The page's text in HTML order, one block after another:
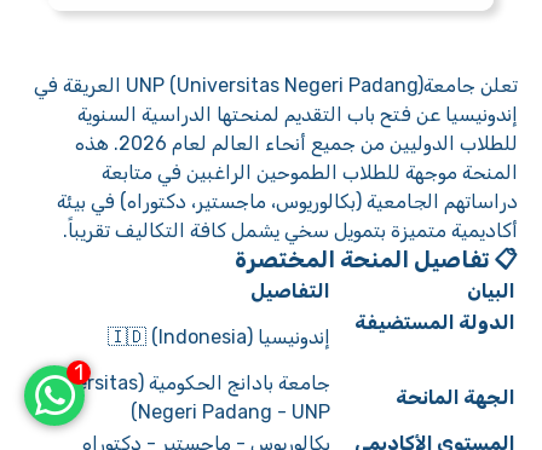
تعلن جامعةUNP (Universitas Negeri Padang) العريقة في
إندونيسيا عن فتح باب التقديم لمنحتها الدراسية السنوية
للطلاب الدوليين من جميع أنحاء العالم لعام 2026. هذه
المنحة موجهة للطلاب الطموحين الراغبين في متابعة
دراساتهم الجامعية (بكالوريوس، ماجستير، دكتوراه) في بيئة
أكاديمية متميزة بتمويل سخي يشمل كافة التكاليف تقريباً.
📋 تفاصيل المنحة المختصرة
البيان
التفاصيل
الدولة المستضيفة
إندونيسيا (Indonesia) 🇮🇩
الجهة المانحة
جامعة بادانج الحكومية (Universitas
Negeri Padang - UNP)
المستوى الأكاديمي
بكالوريوس - ماجستير - دكتوراه
1